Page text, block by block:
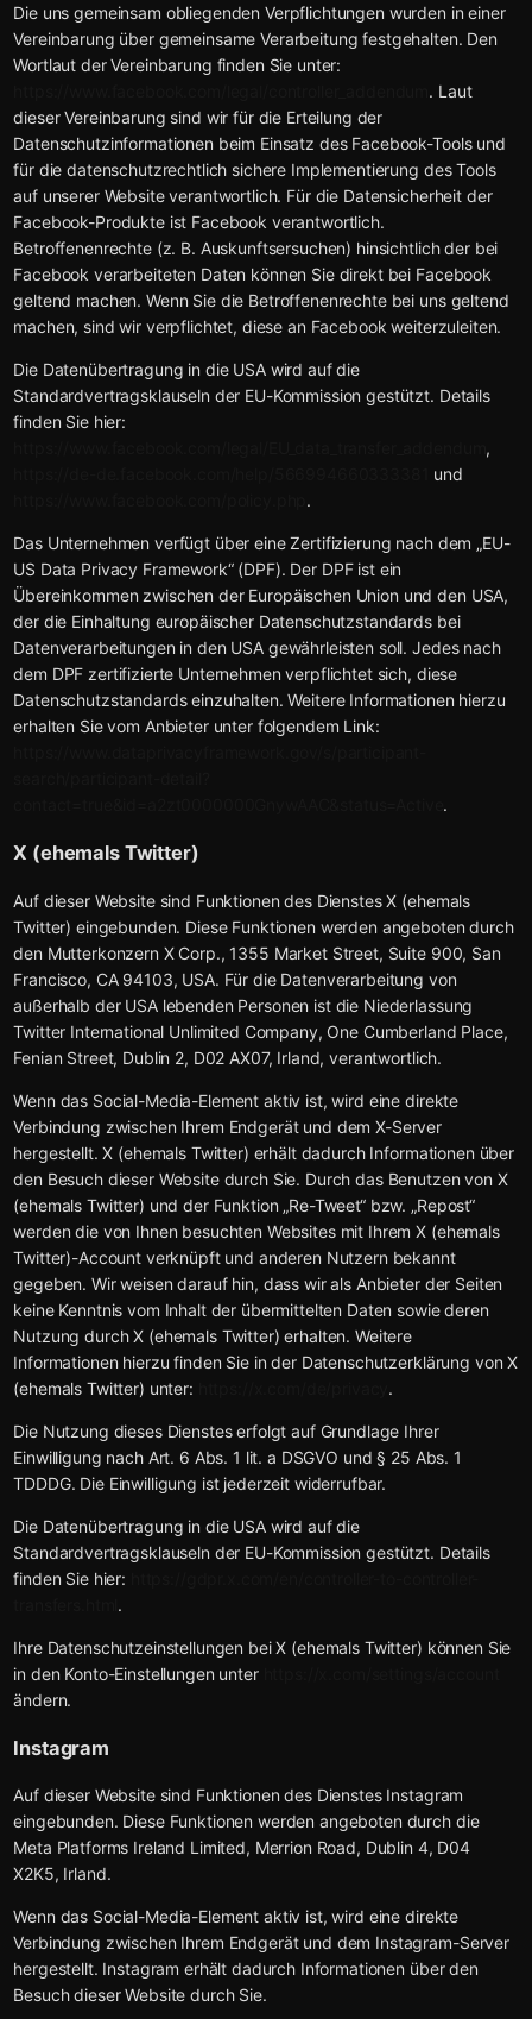
Die uns gemeinsam obliegenden Verpflichtungen wurden in einer
Vereinbarung über gemeinsame Verarbeitung festgehalten. Den
Wortlaut der Vereinbarung finden Sie unter:
. Laut
dieser Vereinbarung sind wir für die Erteilung der
Datenschutzinformationen beim Einsatz des Facebook-Tools und
für die datenschutzrechtlich sichere Implementierung des Tools
auf unserer Website verantwortlich. Für die Datensicherheit der
Facebook-Produkte ist Facebook verantwortlich.
Betroffenenrechte (z. B. Auskunftsersuchen) hinsichtlich der bei
Facebook verarbeiteten Daten können Sie direkt bei Facebook
geltend machen. Wenn Sie die Betroffenenrechte bei uns geltend
machen, sind wir verpflichtet, diese an Facebook weiterzuleiten.
Die Datenübertragung in die USA wird auf die
Standardvertragsklauseln der EU-Kommission gestützt. Details
finden Sie hier:
,
und
.
Das Unternehmen verfügt über eine Zertifizierung nach dem „EU-
US Data Privacy Framework“ (DPF). Der DPF ist ein
Übereinkommen zwischen der Europäischen Union und den USA,
der die Einhaltung europäischer Datenschutzstandards bei
Datenverarbeitungen in den USA gewährleisten soll. Jedes nach
dem DPF zertifizierte Unternehmen verpflichtet sich, diese
Datenschutzstandards einzuhalten. Weitere Informationen hierzu
erhalten Sie vom Anbieter unter folgendem Link:
.
X (ehemals Twitter)
Auf dieser Website sind Funktionen des Dienstes X (ehemals
Twitter) eingebunden. Diese Funktionen werden angeboten durch
den Mutterkonzern X Corp., 1355 Market Street, Suite 900, San
Francisco, CA 94103, USA. Für die Datenverarbeitung von
außerhalb der USA lebenden Personen ist die Niederlassung
Twitter International Unlimited Company, One Cumberland Place,
Fenian Street, Dublin 2, D02 AX07, Irland, verantwortlich.
Wenn das Social-Media-Element aktiv ist, wird eine direkte
Verbindung zwischen Ihrem Endgerät und dem X-Server
hergestellt. X (ehemals Twitter) erhält dadurch Informationen über
den Besuch dieser Website durch Sie. Durch das Benutzen von X
(ehemals Twitter) und der Funktion „Re-Tweet“ bzw. „Repost“
werden die von Ihnen besuchten Websites mit Ihrem X (ehemals
Twitter)-Account verknüpft und anderen Nutzern bekannt
gegeben. Wir weisen darauf hin, dass wir als Anbieter der Seiten
keine Kenntnis vom Inhalt der übermittelten Daten sowie deren
Nutzung durch X (ehemals Twitter) erhalten. Weitere
Informationen hierzu finden Sie in der Datenschutzerklärung von X
(ehemals Twitter) unter:
.
Die Nutzung dieses Dienstes erfolgt auf Grundlage Ihrer
Einwilligung nach Art. 6 Abs. 1 lit. a DSGVO und § 25 Abs. 1
TDDDG. Die Einwilligung ist jederzeit widerrufbar.
Die Datenübertragung in die USA wird auf die
Standardvertragsklauseln der EU-Kommission gestützt. Details
finden Sie hier:
.
Ihre Datenschutzeinstellungen bei X (ehemals Twitter) können Sie
in den Konto-Einstellungen unter
ändern.
Instagram
Auf dieser Website sind Funktionen des Dienstes Instagram
eingebunden. Diese Funktionen werden angeboten durch die
Meta Platforms Ireland Limited, Merrion Road, Dublin 4, D04
X2K5, Irland.
Wenn das Social-Media-Element aktiv ist, wird eine direkte
Verbindung zwischen Ihrem Endgerät und dem Instagram-Server
hergestellt. Instagram erhält dadurch Informationen über den
Besuch dieser Website durch Sie.